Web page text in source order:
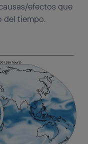
efectos que
del tiempo.
la visualización de
Utiq seleccionando
esta página web o